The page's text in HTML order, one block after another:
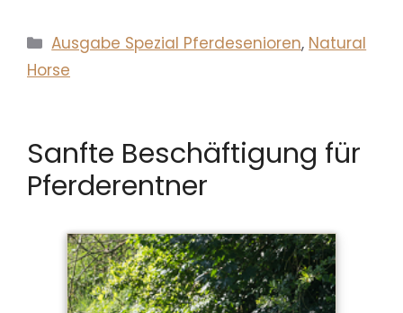
Kategorien
Ausgabe Spezial Pferdesenioren, Natural
Horse
Sanfte Beschäftigung für
Pferderentner